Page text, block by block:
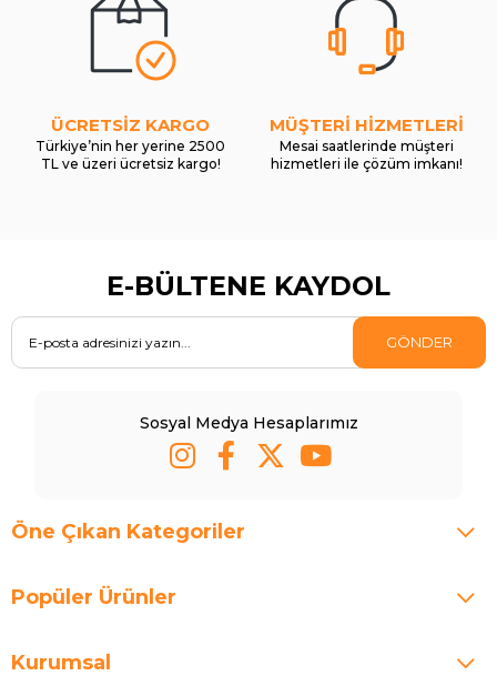
ÜCRETSİZ KARGO
Türkiye’nin her yerine 2500
TL ve üzeri ücretsiz kargo!
MÜŞTERİ HİZMETLERİ
Mesai saatlerinde müşteri
hizmetleri ile çözüm imkanı!
E-BÜLTENE KAYDOL
GÖNDER
Sosyal Medya Hesaplarımız
Öne Çıkan Kategoriler
Popüler Ürünler
Kurumsal